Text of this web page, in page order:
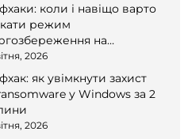
коли і навіщо варто
режим
на
2026
як увімкнути захист
у Windows за 2
2026